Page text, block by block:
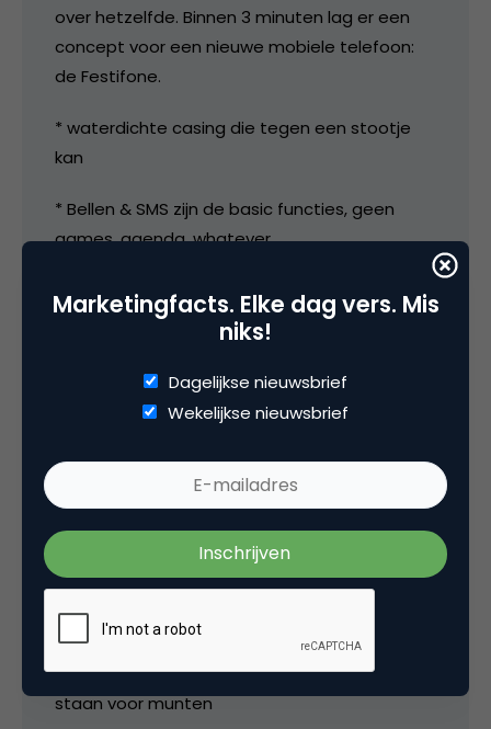
over hetzelfde. Binnen 3 minuten lag er een
concept voor een nieuwe mobiele telefoon:
de Festifone.
* waterdichte casing die tegen een stootje
kan
* Bellen & SMS zijn de basic functies, geen
games, agenda, whatever
* Foto’s/filmpjes met 1 druk op de knop naar
flickr / youtube
* Localiser service (find-a-friend binnen een
straal van 50m)
* Een klein zonnepaneel, zodat je hem op tafel
kan leggen om hem op te laden: nooit meer
een lege telefoon!
* Een betaalsysteem (zoals je dat in Japan
ziet), zodat je nooit meer in de rij hoeft te
staan voor munten
Marketingfacts. Elke dag vers. Mis
niks!
Dagelijkse nieuwsbrief
Wekelijkse nieuwsbrief